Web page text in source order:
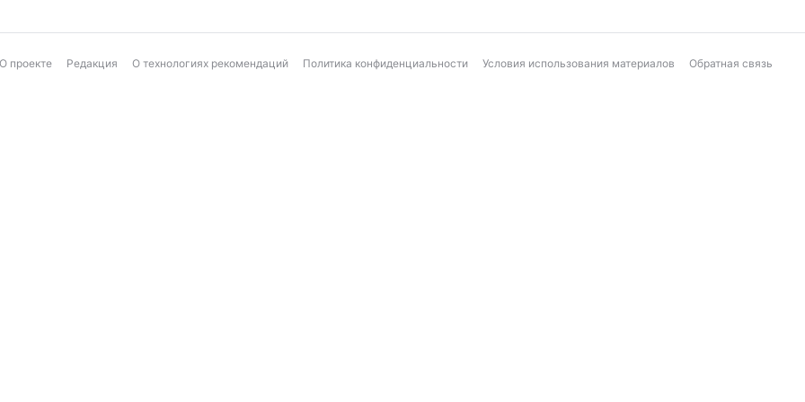
О проекте Редакция О технологиях рекомендаций Политика конфиденциальности Условия использования материалов Обратная связь